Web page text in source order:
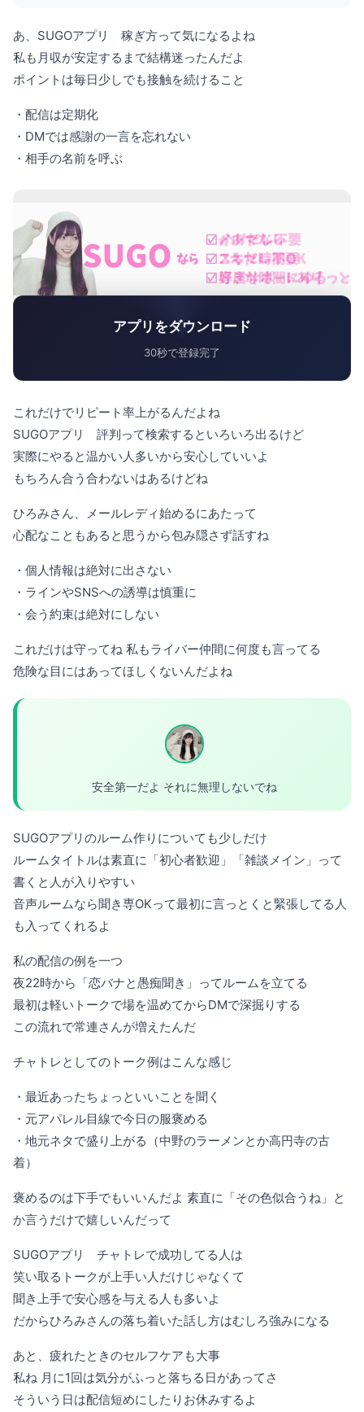
あ、SUGOアプリ 稼ぎ方って気になるよね
私も月収が安定するまで結構迷ったんだよ
ポイントは毎日少しでも接触を続けること
・配信は定期化
・DMでは感謝の一言を忘れない
・相手の名前を呼ぶ
アプリをダウンロード
30秒で登録完了
これだけでリピート率上がるんだよね
SUGOアプリ 評判って検索するといろいろ出るけど
実際にやると温かい人多いから安心していいよ
もちろん合う合わないはあるけどね
ひろみさん、メールレディ始めるにあたって
心配なこともあると思うから包み隠さず話すね
・個人情報は絶対に出さない
・ラインやSNSへの誘導は慎重に
・会う約束は絶対にしない
これだけは守ってね 私もライバー仲間に何度も言ってる
危険な目にはあってほしくないんだよね
安全第一だよ それに無理しないでね
SUGOアプリのルーム作りについても少しだけ
ルームタイトルは素直に「初心者歓迎」「雑談メイン」って
書くと人が入りやすい
音声ルームなら聞き専OKって最初に言っとくと緊張してる人
も入ってくれるよ
私の配信の例を一つ
夜22時から「恋バナと愚痴聞き」ってルームを立てる
最初は軽いトークで場を温めてからDMで深掘りする
この流れで常連さんが増えたんだ
チャトレとしてのトーク例はこんな感じ
・最近あったちょっといいことを聞く
・元アパレル目線で今日の服褒める
・地元ネタで盛り上がる（中野のラーメンとか高円寺の古
着）
褒めるのは下手でもいいんだよ 素直に「その色似合うね」と
か言うだけで嬉しいんだって
SUGOアプリ チャトレで成功してる人は
笑い取るトークが上手い人だけじゃなくて
聞き上手で安心感を与える人も多いよ
だからひろみさんの落ち着いた話し方はむしろ強みになる
あと、疲れたときのセルフケアも大事
私ね 月に1回は気分がふっと落ちる日があってさ
そういう日は配信短めにしたりお休みするよ